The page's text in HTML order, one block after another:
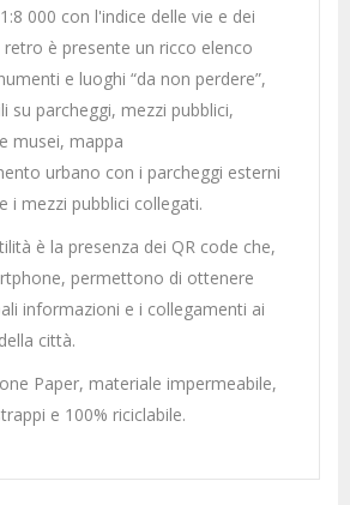
000 con l'indice delle vie e dei
è presente un ricco elenco
e luoghi “da non perdere”,
su parcheggi, mezzi pubblici,
musei, mappa
urbano con i parcheggi esterni
i mezzi pubblici collegati.
è la presenza dei QR code che,
permettono di ottenere
informazioni e i collegamenti ai
città.
Paper, materiale impermeabile,
e 100% riciclabile.